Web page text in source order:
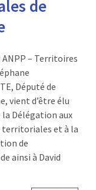
de
– Territoires
Député de
vient d’être élu
la Délégation aux
et à la
de
ainsi à David